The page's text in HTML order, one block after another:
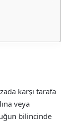
karşı tarafa
veya
bilincinde